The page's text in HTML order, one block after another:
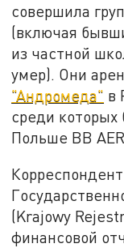
совершила
(включая
из частной
умер). Они
"Андромеда" в
среди которых
Польше BB
(Krajowy
финансовой